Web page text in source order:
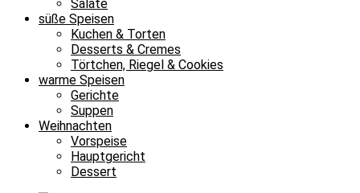
Salate
süße Speisen
Kuchen & Torten
Desserts & Cremes
Törtchen, Riegel & Cookies
warme Speisen
Gerichte
Suppen
Weihnachten
Vorspeise
Hauptgericht
Dessert